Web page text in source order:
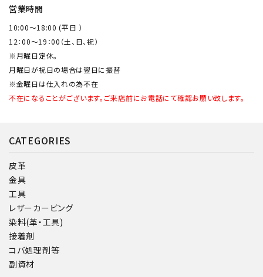
営業時間
10:00～18:00 (平日 ）
12：00～19：00（土、日、祝）
※月曜日定休。
月曜日が祝日の場合は翌日に振替
※金曜日は仕入れの為不在
不在になることがございます。ご来店前にお電話にて確認お願い致します。
CATEGORIES
皮革
金具
工具
レザーカービング
染料(革・工具)
接着剤
コバ処理剤等
副資材